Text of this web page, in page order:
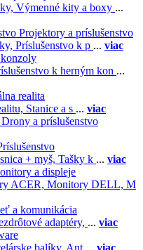
Výmenné kity a boxy ...
Projektory a príslušenstvo
Príslušenstvo k p ... viac
k herným kon ...
realita
Stanice a s ... viac
Drony a príslušenstvo
+ myš, Tašky k ... viac
a displeje
ACER, Monitory DELL, M
a komunikácia
adaptéry, ... viac
balíky, Ant ... viac